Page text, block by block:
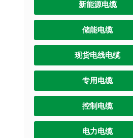
新能源电缆
储能电缆
现货电线电缆
专用电缆
控制电缆
电力电缆